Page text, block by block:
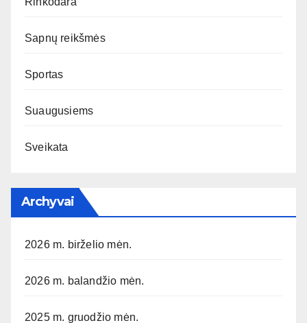
Sapnų reikšmės
Sportas
Suaugusiems
Sveikata
Archyvai
2026 m. birželio mėn.
2026 m. balandžio mėn.
2025 m. gruodžio mėn.